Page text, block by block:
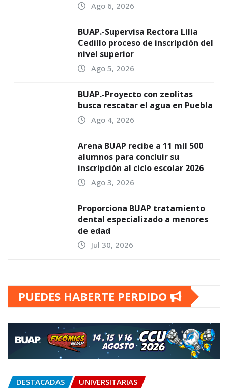
Ago 6, 2026
BUAP.-Supervisa Rectora Lilia
Cedillo proceso de inscripción del
nivel superior
Ago 5, 2026
BUAP.-Proyecto con zeolitas
busca rescatar el agua en Puebla
Ago 4, 2026
Arena BUAP recibe a 11 mil 500
alumnos para concluir su
inscripción al ciclo escolar 2026
Ago 3, 2026
Proporciona BUAP tratamiento
dental especializado a menores
de edad
Jul 30, 2026
PUEDES HABERTE PERDIDO
DESTACADAS UNIVERSITARIAS